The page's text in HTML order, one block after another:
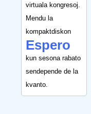
virtuala kongresoj.
Mendu la
kompaktdiskon
Espero
kun sesona rabato
sendepende de la
kvanto.